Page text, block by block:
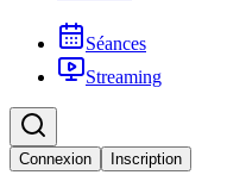
Séances
Streaming
Connexion Inscription